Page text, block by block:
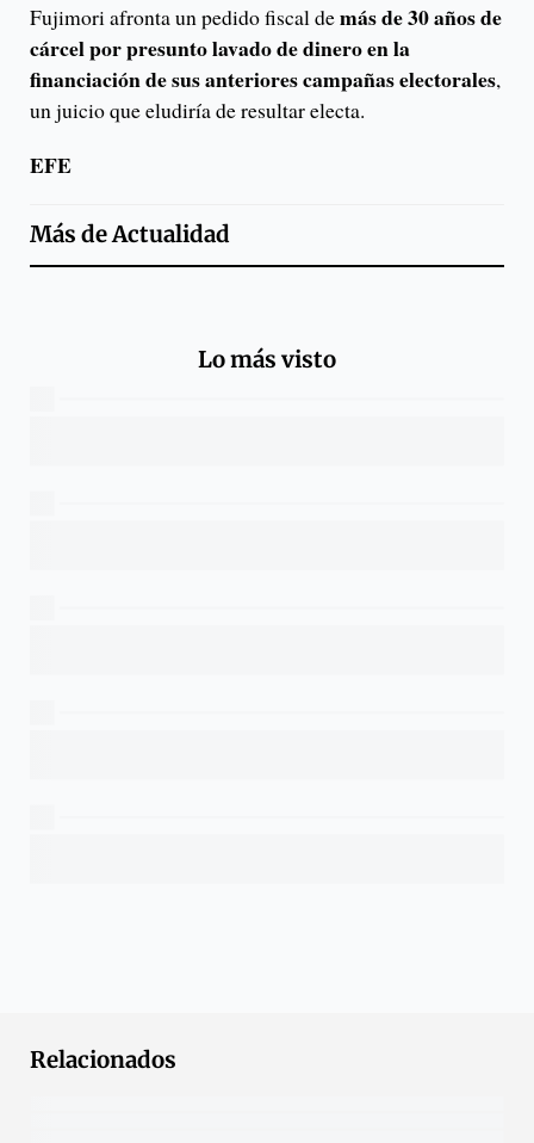
Fujimori afronta un pedido fiscal demás de 30 años de
cárcel por presunto lavado de dinero en la
financiación de sus anteriores campañas electorales,
un juicio que eludiría de resultar electa.
EFE
Más deActualidad
Lo más visto
Relacionados